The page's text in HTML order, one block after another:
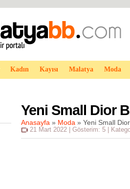
Kadın Kayısı Malatya Moda
Yeni Small Dior
Anasayfa » Moda » Yeni Small
21 Mart 2022 | Gösterim: 5 |